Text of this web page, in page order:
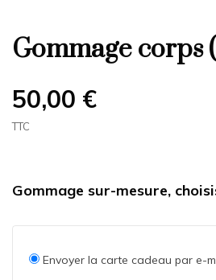
Gommage corps
50,00 €
TTC
Gommage sur-mesure,
Envoyer la carte cadeau par e-